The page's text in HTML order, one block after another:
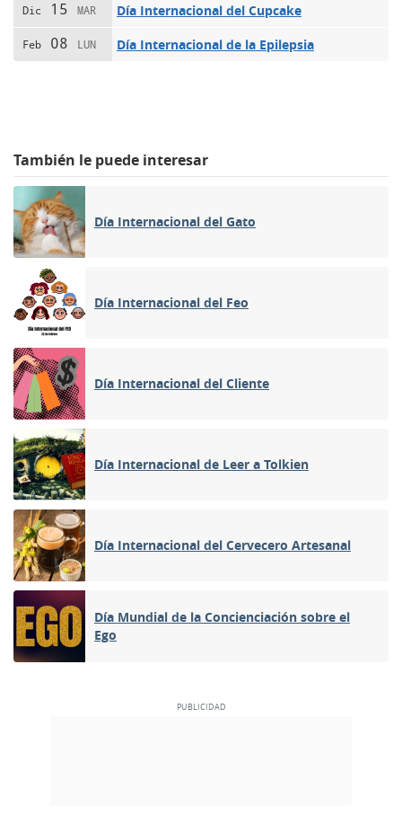
Dic 15 MAR Día Internacional del Cupcake
Feb 08 LUN Día Internacional de la Epilepsia
También le puede interesar
Día Internacional del Gato
Día Internacional del Feo
Día Internacional del Cliente
Día Internacional de Leer a Tolkien
Día Internacional del Cervecero Artesanal
Día Mundial de la Concienciación sobre el
Ego